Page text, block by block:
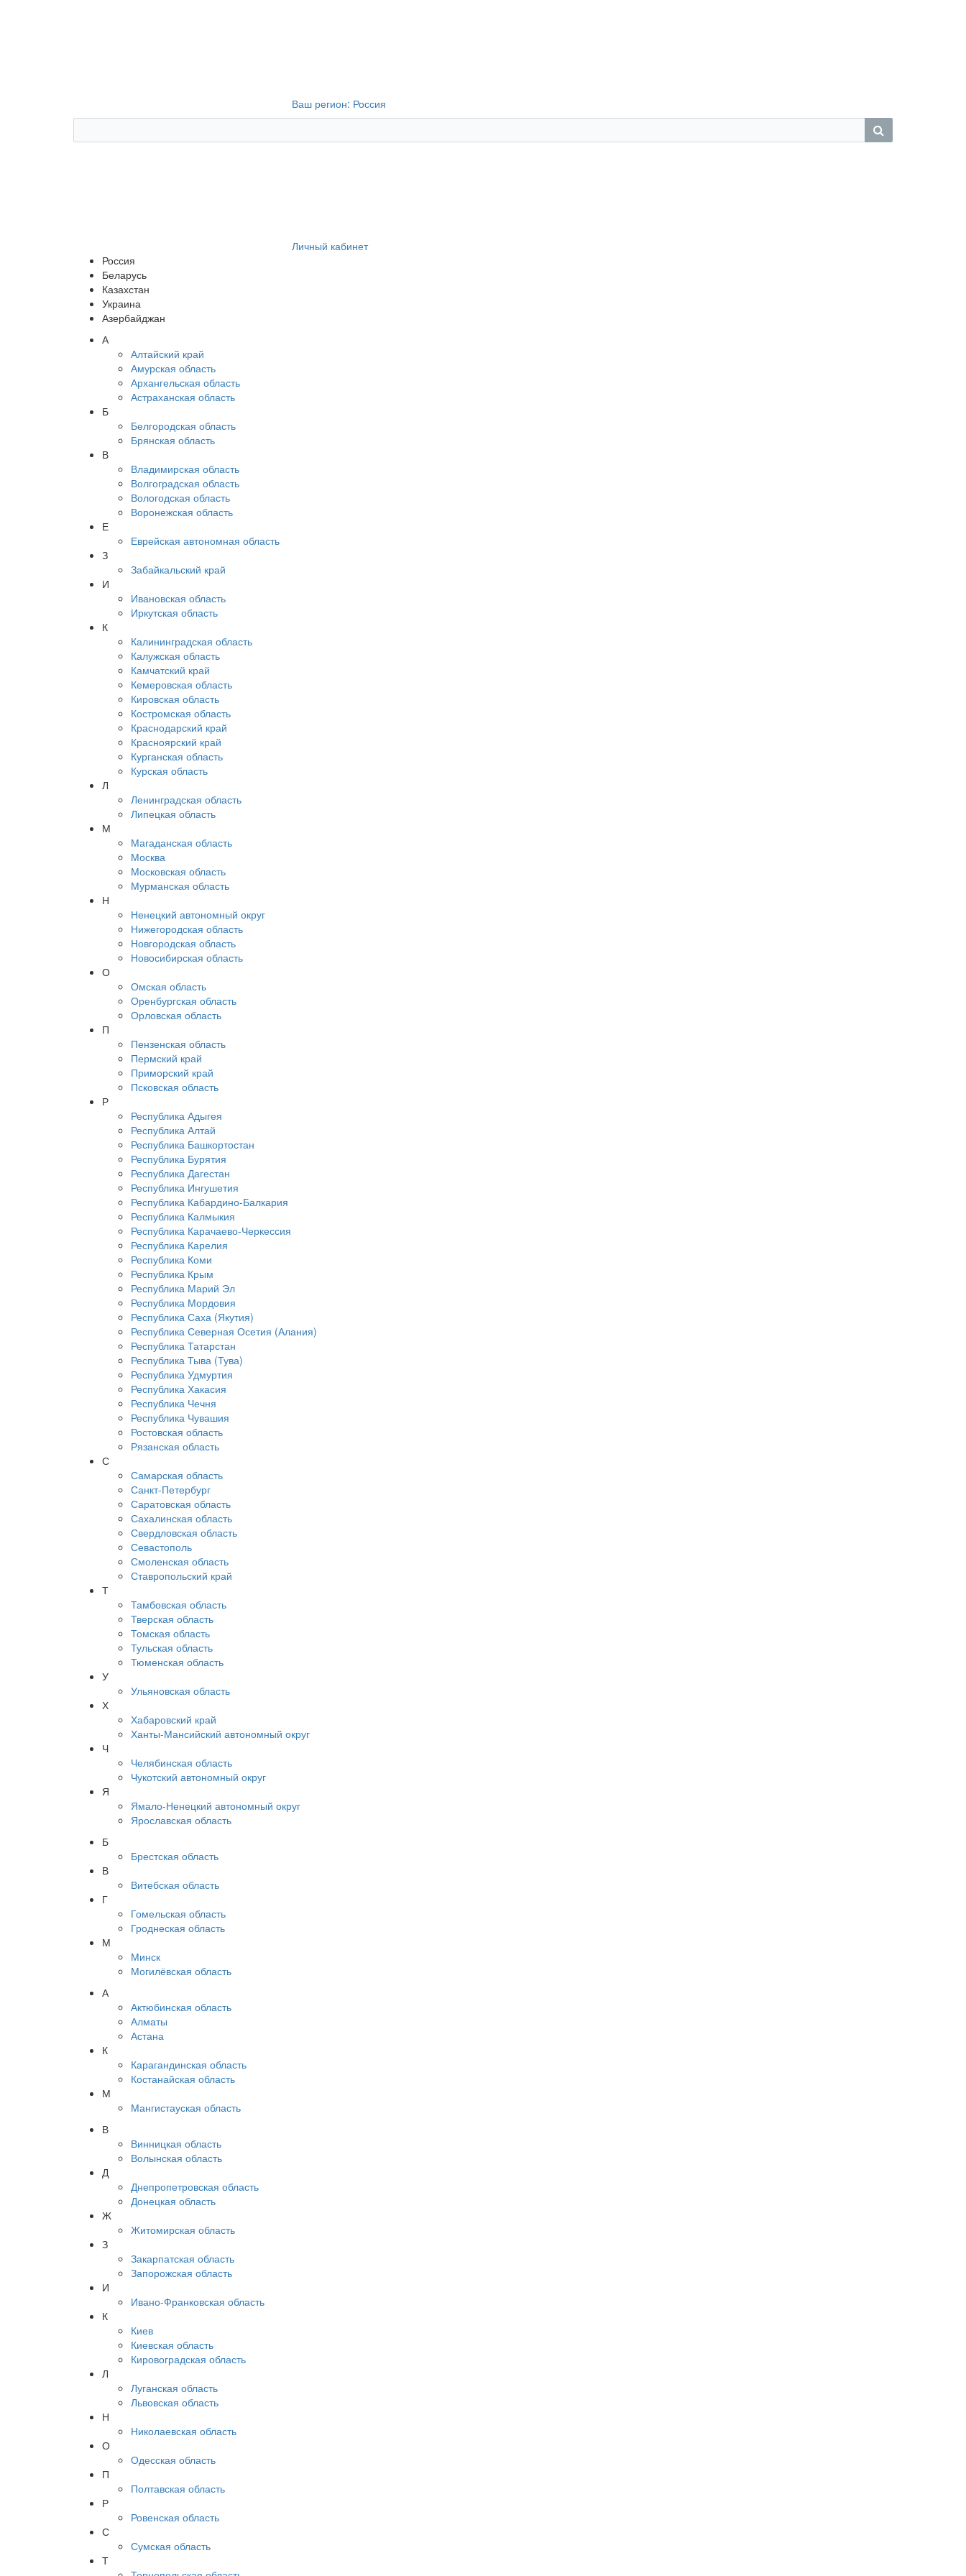
Ваш регион: Россия
Личный кабинет
Россия
Беларусь
Казахстан
Украина
Азербайджан
А
Алтайский край
Амурская область
Архангельская область
Астраханская область
Б
Белгородская область
Брянская область
В
Владимирская область
Волгоградская область
Вологодская область
Воронежская область
Е
Еврейская автономная область
З
Забайкальский край
И
Ивановская область
Иркутская область
К
Калининградская область
Калужская область
Камчатский край
Кемеровская область
Кировская область
Костромская область
Краснодарский край
Красноярский край
Курганская область
Курская область
Л
Ленинградская область
Липецкая область
М
Магаданская область
Москва
Московская область
Мурманская область
Н
Ненецкий автономный округ
Нижегородская область
Новгородская область
Новосибирская область
О
Омская область
Оренбургская область
Орловская область
П
Пензенская область
Пермский край
Приморский край
Псковская область
Р
Республика Адыгея
Республика Алтай
Республика Башкортостан
Республика Бурятия
Республика Дагестан
Республика Ингушетия
Республика Кабардино-Балкария
Республика Калмыкия
Республика Карачаево-Черкессия
Республика Карелия
Республика Коми
Республика Крым
Республика Марий Эл
Республика Мордовия
Республика Саха (Якутия)
Республика Северная Осетия (Алания)
Республика Татарстан
Республика Тыва (Тува)
Республика Удмуртия
Республика Хакасия
Республика Чечня
Республика Чувашия
Ростовская область
Рязанская область
С
Самарская область
Санкт-Петербург
Саратовская область
Сахалинская область
Свердловская область
Севастополь
Смоленская область
Ставропольский край
Т
Тамбовская область
Тверская область
Томская область
Тульская область
Тюменская область
У
Ульяновская область
Х
Хабаровский край
Ханты-Мансийский автономный округ
Ч
Челябинская область
Чукотский автономный округ
Я
Ямало-Ненецкий автономный округ
Ярославская область
Б
Брестская область
В
Витебская область
Г
Гомельская область
Гроднеская область
М
Минск
Могилёвская область
А
Актюбинская область
Алматы
Астана
К
Карагандинская область
Костанайская область
М
Мангистауская область
В
Винницкая область
Волынская область
Д
Днепропетровская область
Донецкая область
Ж
Житомирская область
З
Закарпатская область
Запорожская область
И
Ивано-Франковская область
К
Киев
Киевская область
Кировоградская область
Л
Луганская область
Львовская область
Н
Николаевская область
О
Одесская область
П
Полтавская область
Р
Ровенская область
С
Сумская область
Т